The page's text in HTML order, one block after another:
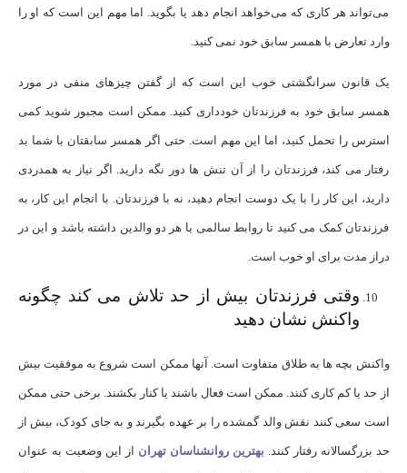
می‌تواند هر کاری که می‌خواهد انجام دهد یا بگوید. اما مهم این است که او را
وارد تعارض با همسر سابق خود نمی کنید.
یک قانون سرانگشتی خوب این است که از گفتن چیزهای منفی در مورد
همسر سابق خود به فرزندتان خودداری کنید. ممکن است مجبور شوید کمی
استرس را تحمل کنید، اما این مهم است. حتی اگر همسر سابقتان با شما بد
رفتار می کند، فرزندتان را از آن تنش ها دور نگه دارید. اگر نیاز به همدردی
دارید، این کار را با یک دوست انجام دهید، نه با فرزندتان. با انجام این کار، به
فرزندتان کمک می کنید تا روابط سالمی با هر دو والدین داشته باشد و این در
دراز مدت برای او خوب است.
وقتی فرزندتان بیش از حد تلاش می کند چگونه
واکنش نشان دهید
واکنش بچه ها به طلاق متفاوت است. آنها ممکن است شروع به موفقیت بیش
از حد یا کم کاری کنند. ممکن است فعال باشند یا کنار بکشند. برخی حتی ممکن
است سعی کنند نقش والد گمشده را بر عهده بگیرند و به جای کودک، بیش از
حد بزرگسالانه رفتار کنند. بهترین روانشناسان تهران از این وضعیت به عنوان